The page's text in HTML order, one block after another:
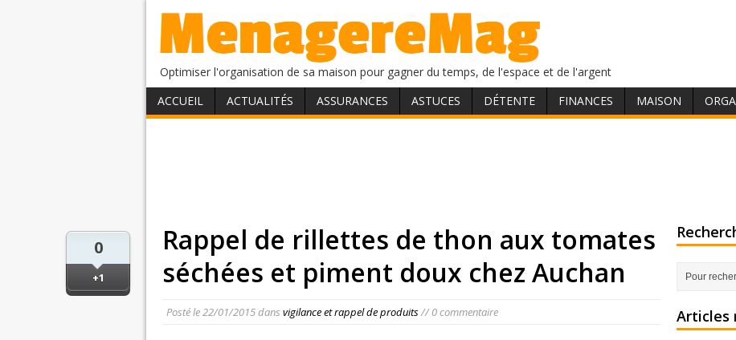
Optimiser l'organisation de sa maison pour gagner du temps, de l'espace et de l'argent
ACCUEIL
ACTUALITÉS ASSURANCES ASTUCES DÉTENTE FINANCES MAISON
0
+1
Rappel de rillettes de thon aux tomates
séchées et piment doux chez Auchan
Posté le22/01/2015dans vigilance et rappel de produits// 0 commentaire Articles